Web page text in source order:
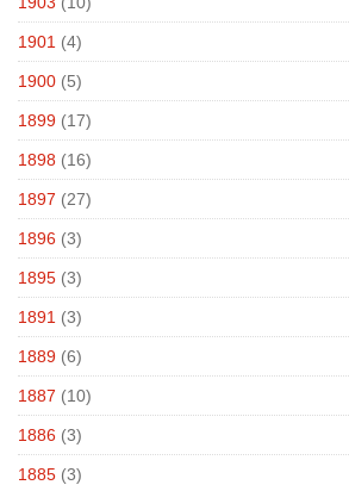
1901 (4)
1900 (5)
1899 (17)
1898 (16)
1897 (27)
1896 (3)
1895 (3)
1891 (3)
1889 (6)
1887 (10)
1886 (3)
1885 (3)